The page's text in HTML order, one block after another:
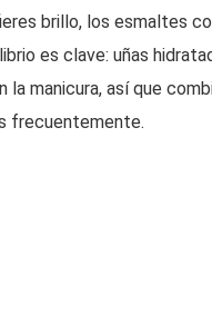
brillo, los esmaltes
es clave: uñas
la manicura, así que
frecuentemente.